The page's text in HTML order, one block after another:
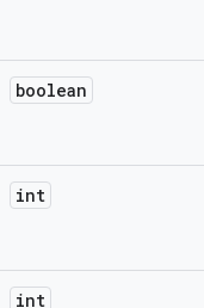
boolean
int
int